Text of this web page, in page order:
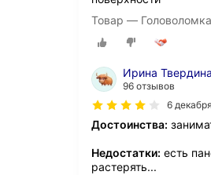
Товар —
Ирина Твердина
96 отзывов
6
Достоинства:
Недостатки: есть
растерять...